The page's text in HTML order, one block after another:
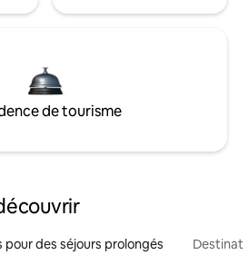
de tourisme
des séjours prolongés